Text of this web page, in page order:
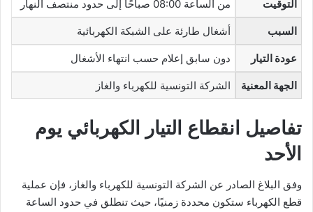
التوقيت من الساعة 08:00 صباحًا إلى حدود منتصف النهار
السبب أشغال طارئة على الشبكة الكهربائية
عودة التيار دون سابق إعلام حسب انتهاء الأشغال
الجهة المعنية الشركة التونسية للكهرباء والغاز
تفاصيل انقطاع التيار الكهربائي يوم
الأحد
وفق البلاغ الصادر عن الشركة التونسية للكهرباء والغاز، فإن عملية
قطع الكهرباء ستكون محددة زمنيًا، حيث تنطلق في حدود الساعة